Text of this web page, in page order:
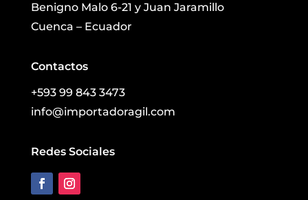
Benigno Malo 6-21 y Juan Jaramillo
Cuenca – Ecuador
Contactos
+593 99 843 3473
info@importadoragil.com
Redes Sociales